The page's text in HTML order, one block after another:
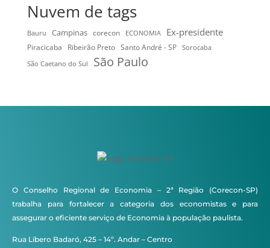
Nuvem de tags
Bauru Campinas corecon ECONOMIA Ex-presidente
Piracicaba Ribeirão Preto Santo André - SP
Sorocaba
São Caetano do Sul
São Paulo
O Conselho Regional de Economia – 2ª Região (Corecon-SP)
trabalha para fortalecer a categoria dos economistas e para
assegurar o eficiente serviço de Economia à população paulista.
Rua Líbero Badaró, 425 – 14º. Andar – Centro